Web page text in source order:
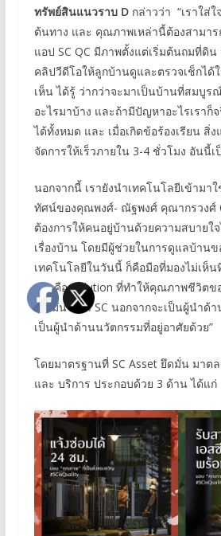
ทรัพย์สินแนวราบ Dกล่าวว่า “เราใส่
ต้นทาง และ คุณภาพเหล่านี้ต้องสามา
แอป SC QC มีภาพตั้งแต่เริ่มต้นถมที่ดิน
คลิปวีดีโอให้ลูกบ้านดูและตรวจเช็กได้
เห็น ได้รู้ ว่ากว่าจะมาเป็นบ้านที่สมบูร
อะไรมาบ้าง และถ้ามีปัญหาอะไรเราก็
ได้ทั้งหมด และ เมื่อเกิดข้อร้องเรียน สิ่ง
จัดการให้เร็วภายใน 3-4 ชั่วโมง อันนี้เ
นอกจากนี้ เรายังนำเทคโนโลยีเข้ามา
ทัศน์ของคุณพงศ์- ณัฐพงศ์ คุณากรวงศ์
ต้องการให้คนอยู่บ้านด้วยความสบายใจ
เรื่องบ้าน โดยมีผู้ช่วยในการดูแลบ้านข
เทคโนโลยีในวันนี้ ก็คือมือที่มองไม่เห็
เรา คือ Solution ที่ทำให้คุณภาพชีวิตข
เลยมั่นใจว่า SC นอกจากจะเป็นผู้นำด้
เป็นผู้นำด้านนวัตกรรมที่อยู่อาศัยด้วย”
โดยมาตรฐานที่ SC Asset ยึดมั่น มา
และ บริการ ประกอบด้วย 3 ด้าน ได้แก่